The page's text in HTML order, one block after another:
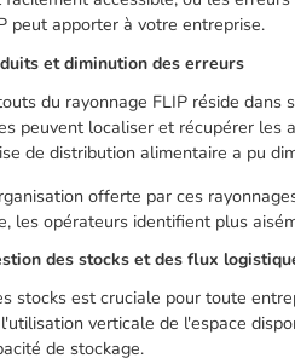
peut apporter à votre entreprise.
et diminution des erreurs
du rayonnage FLIP réside dans
peuvent localiser et récupérer
de distribution alimentaire a pu
offerte par ces
les opérateurs identifient plus
des stocks et des flux
stocks est cruciale pour toute
verticale de l'espace
de stockage.